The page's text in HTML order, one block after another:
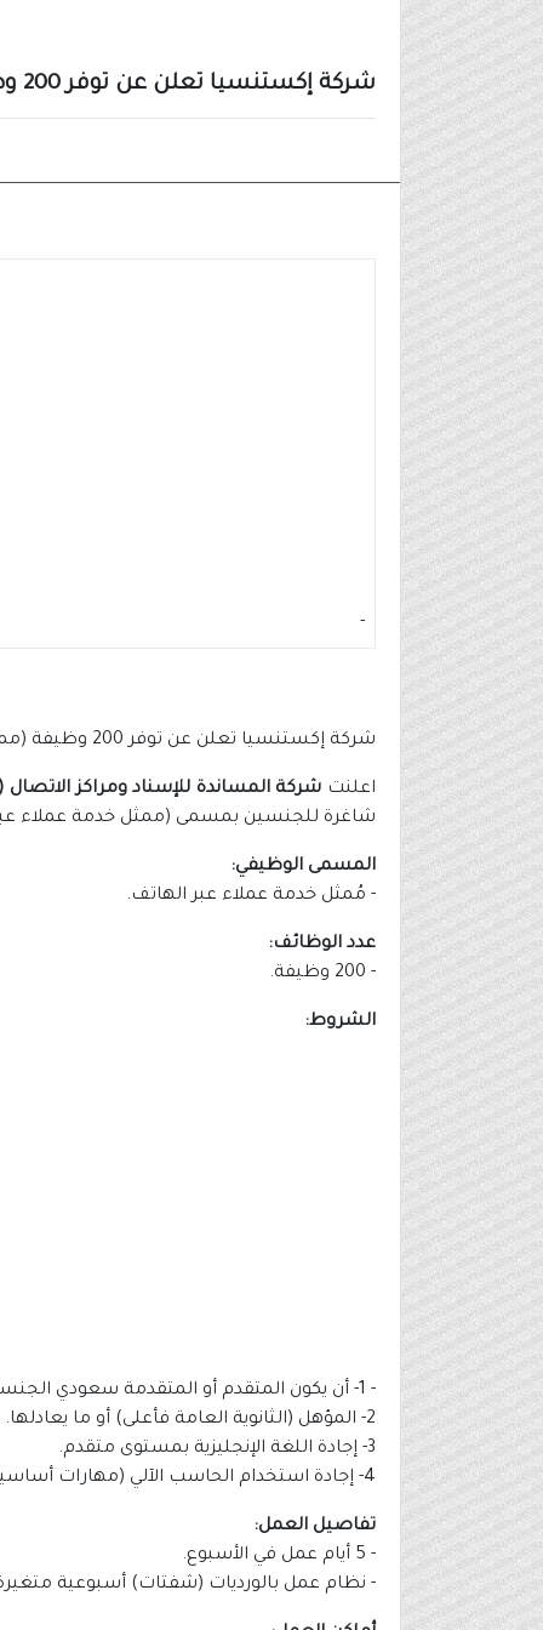
شركة إكستنسيا تعلن عن توفر 200 وظيفة (ممثل خدمة عملاء) لحملة الثانوية فأعلى
-
شركة إكستنسيا تعلن عن توفر 200 وظيفة (ممثل خدمة عملاء) لحملة الثانوية فأعلى
اعلنت شركة المساندة للإسناد ومراكز
شاغرة للجنسين بمسمى (ممثل خدمة عملاء عبر
المسمى الوظيفي:
- مُمثل خدمة عملاء عبر الهاتف.
عدد الوظائف:
- 200 وظيفة.
الشروط:
- 1- أن يكون المتقدم أو المتقدمة سعودي الجنسية.
2- المؤهل (الثانوية العامة فأعلى) أو ما يعادلها.
3- إجادة اللغة الإنجليزية بمستوى متقدم.
4- إجادة استخدام الحاسب الآلي (مهارات أساسية).
تفاصيل العمل:
- 5 أيام عمل في الأسبوع.
- نظام عمل بالورديات (شفتات) أسبوعية